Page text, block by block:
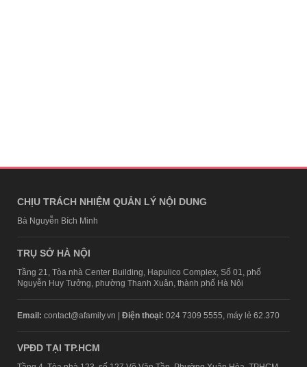
CHỊU TRÁCH NHIỆM QUẢN LÝ NỘI DUNG
Bà Nguyễn Bích Minh
TRỤ SỞ HÀ NỘI
Tầng 21, Tòa nhà Center Building, Hapulico Complex, Số 01, phố
Nguyễn Huy Tưởng, phường Thanh Xuân, thành phố Hà Nội
Email: contact@afamily.vn | Điện thoại: 024 7309 5555, máy lẻ 62.370
VPĐD TẠI TP.HCM